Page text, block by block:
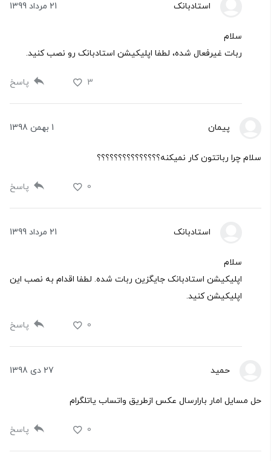
استادبانک 21 مرداد 1399
سلام
ربات غیرفعال شده، لطفا اپلیکیشن استادبانک رو نصب کنید.
3 پاسخ
پیمان 1 بهمن 1398
سلام چرا رباتتون کار نمیکنه؟؟؟؟؟؟؟؟؟؟؟؟؟؟؟
0 پاسخ
استادبانک 21 مرداد 1399
سلام
اپلیکیشن استادبانک جایگزین ربات شده. لطفا اقدام به نصب این
اپلیکیشن کنید.
0 پاسخ
حمید 27 دی 1398
حل مسایل امار بارارسال عکس ازطریق واتساب یاتلگرام
0 پاسخ